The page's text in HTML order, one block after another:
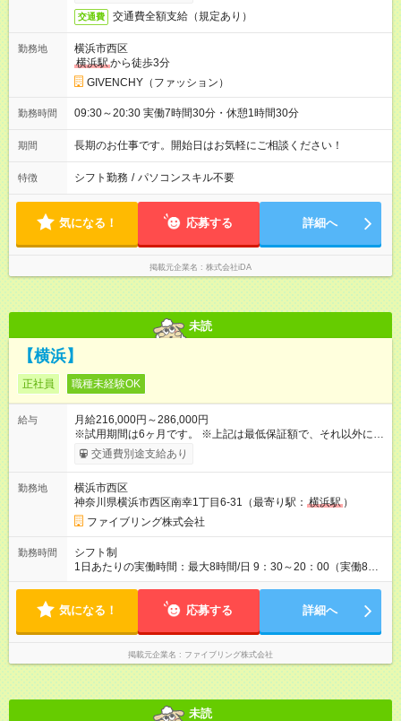
交通費 交通費全額支給（規定あり）
勤務地
横浜市西区
横浜駅から徒歩3分
GIVENCHY（ファッション）
勤務時間 09:30～20:30 実働7時間30分・休憩1時間30分
期間 長期のお仕事です。開始日はお気軽にご相談ください！
特徴 シフト勤務 / パソコンスキル不要
気になる！ 応募する 詳細へ
掲載元企業名 株式会社iDA
未読
【横浜】
正社員 職種未経験OK
給与
月給216,000円～286,000円
※試用期間は6ヶ月です。 ※上記は最低保証額で、それ以外に売
上や予算達成率に応じた手当や出張手当、宿泊手当が支給され
ます。 ※経験や能力などを考慮の上、決定いたします。 [年収例]
年） ※詳細は当社HPをご参照ください。 https://www.fivering.jp/
【試用期間】試用期間あり 試用期間の長さ：6ヶ月 ※ 雇用形態
と給与に、本採用時と異なる部分があります。 雇用形態：中途
採用（契約社員） 給与：本採用時と同じです。
交通費別途支給あり
勤務地
横浜市西区
神奈川県横浜市西区南幸1丁目6-31（最寄り駅： 横浜駅 ）
ファイブリング株式会社
勤務時間
シフト制
1日あたりの実働時間：最大8時間/日 9：30～20：00（実働8時
間／シフト制） ※月間176時間の変形労働時間制。 ※休憩90分
気になる！ 応募する 詳細へ
掲載元企業名 ファイブリング株式会社
未読